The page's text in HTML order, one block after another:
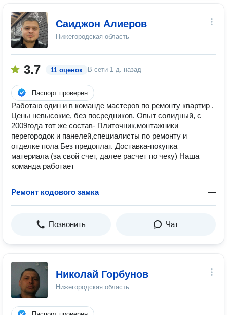
Саиджон Алиеров
Нижегородская область
3.7 11 оценок В сети 1 д. назад
Паспорт проверен
Работаю один и в команде мастеров по ремонту квартир .
Цены невысокие, без посредников. Опыт солидный, с
2009года тот же состав- Плиточник,монтажники
перегородок и панелей,специалисты по ремонту и
отделке пола Без предоплат. Доставка-покупка
материала (за свой счет, далее расчет по чеку) Наша
команда работает
Ремонт кодового замка —
Позвонить Чат
Николай Горбунов
Нижегородская область